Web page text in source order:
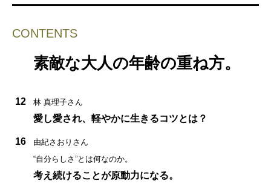
CONTENTS
素敵な大人の年齢の重ね方。
12 林 真理子さん
愛し愛され、軽やかに生きるコツとは？
16
由紀さおりさん
“自分らしさ”とは何なのか。
考え続けることが原動力になる。